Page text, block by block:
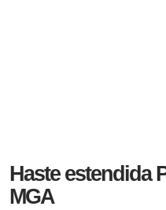
Haste estendida
MGA